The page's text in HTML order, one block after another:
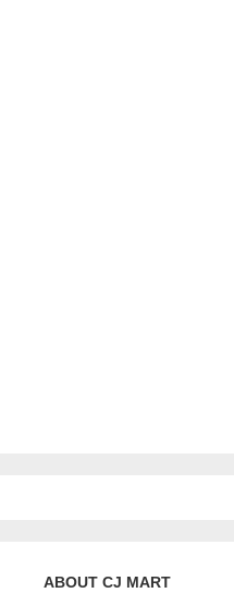
ABOUT CJ MART